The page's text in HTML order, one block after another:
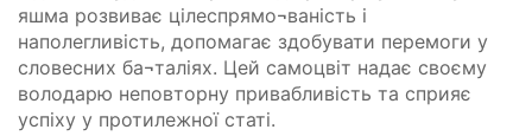
яшма розвиває цілеспрямо¬ваність і
наполегливість, допомагає здобувати перемоги у
словесних ба¬таліях. Цей самоцвіт надає своєму
володарю неповторну привабливість та сприяє
успіху у протилежної статі.